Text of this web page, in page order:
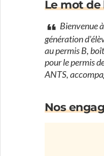
Le mot
Bienvenue
génération
au permis B,
pour le permis
ANTS,
Nos